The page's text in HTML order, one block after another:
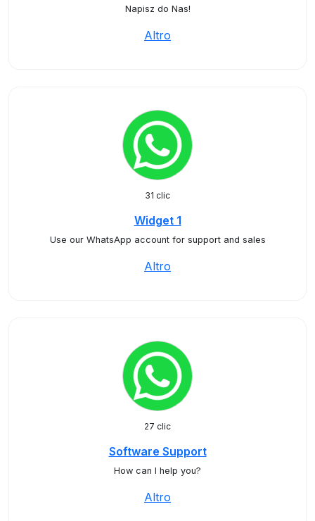
Napisz do Nas!
Altro
31 clic
Widget 1
Use our WhatsApp account for support and sales
Altro
27 clic
Software Support
How can I help you?
Altro